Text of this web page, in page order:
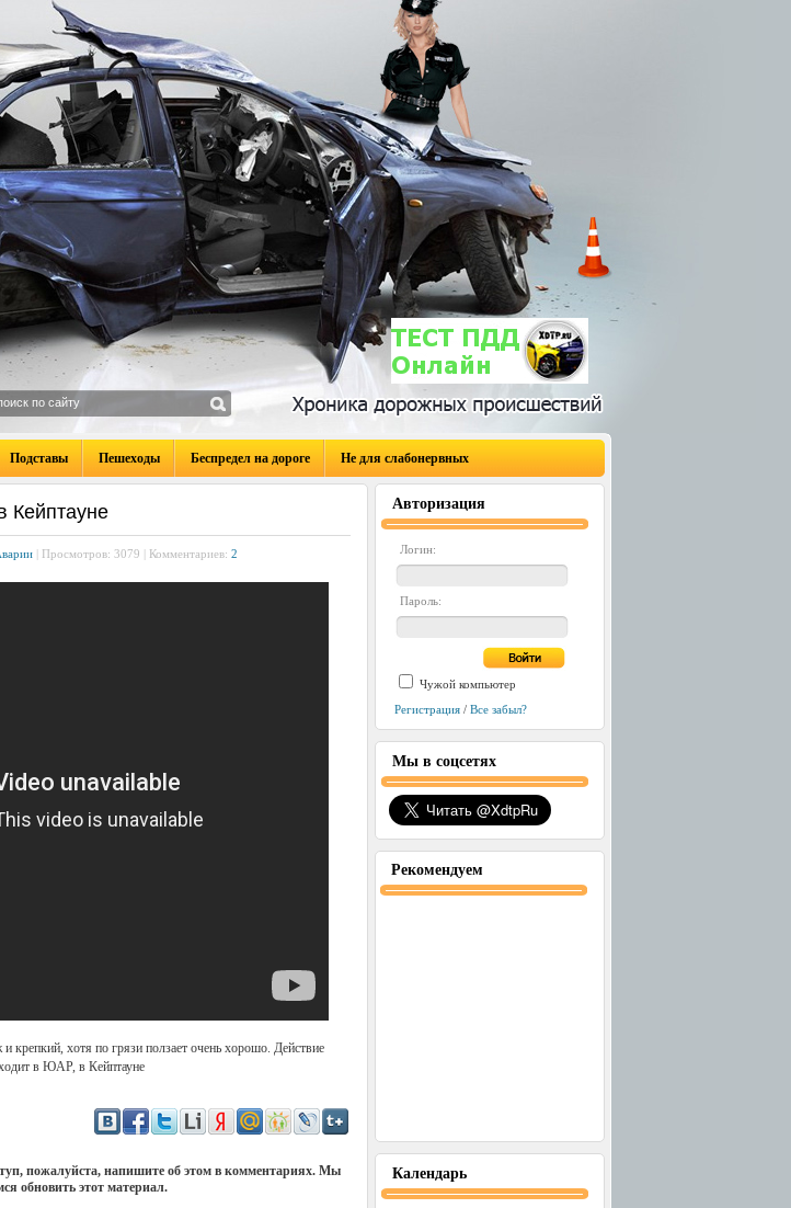
Подставы Пешеходы Беспредел на дороге Не для слабонервных
Кейптауне
| Просмотров: 3079 | Комментариев: 2
крепкий, хотя по грязи ползает очень хорошо. Действие
в ЮАР, в Кейптауне
пожалуйста, напишите об этом в комментариях. Мы
обновить этот материал.
Авторизация
Логин:
Пароль:
Чужой компьютер
Регистрация / Все забыл?
Мы в соцсетях
Рекомендуем
Календарь